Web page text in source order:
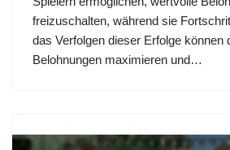
freizuschalten, während sie
das Verfolgen dieser Erfolge können
Belohnungen maximieren und…